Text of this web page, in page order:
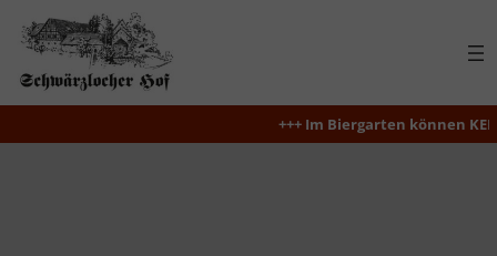
Inhalt
springen
+++ Im Biergarten können